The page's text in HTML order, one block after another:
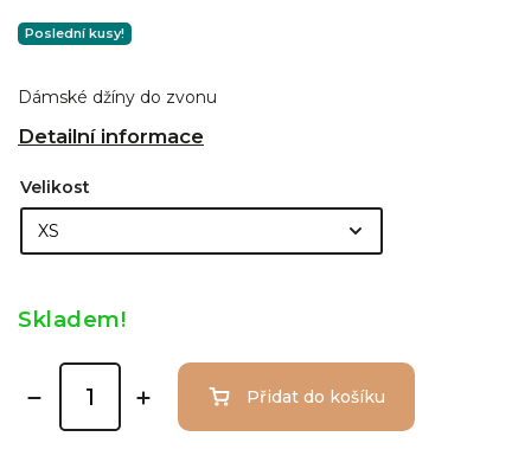
Dámské džíny do zvonu
Detailní informace
Poslední kusy!
Velikost
Skladem!
Přidat do košíku